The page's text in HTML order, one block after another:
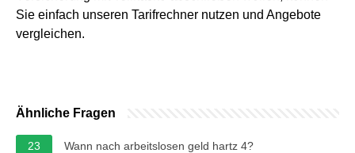
Sie einfach unseren Tarifrechner nutzen und Angebote
vergleichen.
Ähnliche Fragen
23 Wann nach arbeitslosen geld hartz 4?